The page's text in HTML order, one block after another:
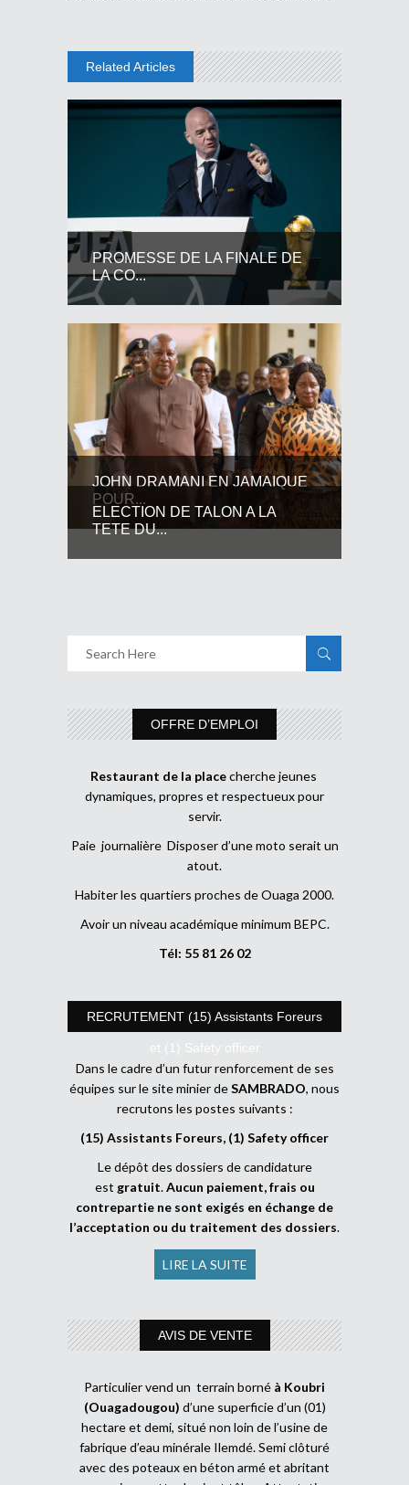
Related Articles
PROMESSE DE LA FINALE DE
LA CO...
JOHN DRAMANI EN JAMAIQUE
POUR...
ELECTION DE TALON A LA
TETE DU...
OFFRE D’EMPLOI
Restaurant de la placecherche jeunes
dynamiques, propres et respectueux pour
servir.
Paie journalière Disposer d’une moto serait un
atout.
Habiter les quartiers proches de Ouaga 2000.
Avoir un niveau académique minimum BEPC.
Tél: 55 81 26 02
RECRUTEMENT (15) Assistants Foreurs
et (1) Safety officer
Dans le cadre d’un futur renforcement de ses
équipes sur le site minier deSAMBRADO, nous
recrutons les postes suivants :
(15) Assistants Foreurs, (1) Safety officer
Le dépôt des dossiers de candidature
est gratuit.Aucun paiement, frais ou
contrepartie ne sont exigés en échange de
l’acceptation ou du traitement des dossiers.
LIRE LA SUITE
AVIS DE VENTE
Particulier vend un terrain borné à Koubri
(Ouagadougou) d’une superficie d’un (01)
hectare et demi, situé non loin de l’usine de
fabrique d’eau minérale Ilemdé. Semi clôturé
avec des poteaux en béton armé et abritant